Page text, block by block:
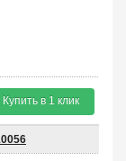
Купить в 1 клик